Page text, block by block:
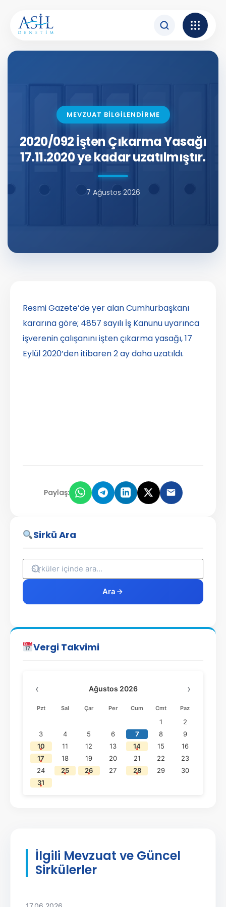
MEVZUAT BİLGİLENDİRME
2020/092 İşten Çıkarma Yasağı
17.11.2020 ye kadar uzatılmıştır.
7 Ağustos 2026
Resmi Gazete’de yer alan Cumhurbaşkanı
kararına göre; 4857 sayılı İş Kanunu uyarınca
işverenin çalışanını işten çıkarma yasağı, 17
Eylül 2020’den itibaren 2 ay daha uzatıldı.
Paylaş:
Sirkü Ara
Ara
Vergi Takvimi
‹ Ağustos 2026 ›
Pzt Sal Çar Per Cum Cmt Paz
1
2
3
4 5 6 7 8
9
10
11 12 13 14 15
16
17
18 19 20 21 22
23
24
25 26 27 28 29
30
31
İlgili Mevzuat ve Güncel
Sirkülerler